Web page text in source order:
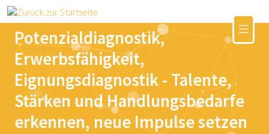
Potenzialdiagnostik,
Erwerbsfähigkeit,
Eignungsdiagnostik - Talente,
Stärken und Handlungsbedarfe
erkennen, neue Impulse setzen